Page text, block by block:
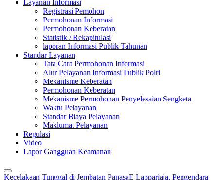
Layanan Informasi
Registrasi Pemohon
Permohonan Informasi
Permohonan Keberatan
Statistik / Rekapitulasi
laporan Informasi Publik Tahunan
Standar Layanan
Tata Cara Permohonan Informasi
Alur Pelayanan Informasi Publik Polri
Mekanisme Keberatan
Permohonan Keberatan
Mekanisme Permohonan Penyelesaian Sengketa
Waktu Pelayanan
Standar Biaya Pelayanan
Maklumat Pelayanan
Regulasi
Video
Lapor Gangguan Keamanan
Kecelakaan Tunggal di Jembatan PanasaE Lappariaja, Pengendara